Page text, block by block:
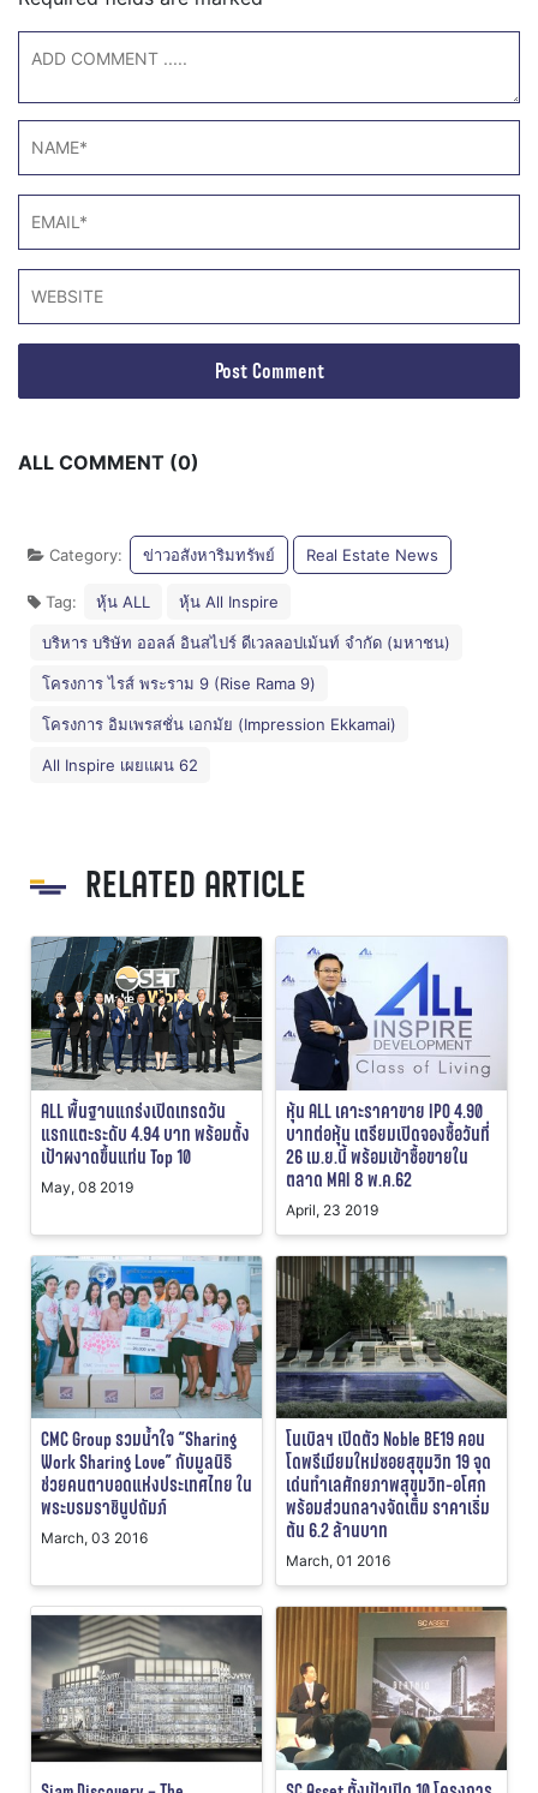
ALL COMMENT (0)
Category: ข่าวอสังหาริมทรัพย์ Real Estate News
Tag: หุ้น ALL หุ้น All Inspire
บริหาร บริษัท ออลล์ อินสไปร์ ดีเวลลอปเม้นท์ จำกัด (มหาชน)
โครงการ ไรส์ พระราม 9 (Rise Rama 9)
โครงการ อิมเพรสชั่น เอกมัย (Impression Ekkamai)
All Inspire เผยแผน 62
RELATED ARTICLE
ALL พื้นฐานแกร่งเปิดเทรดวัน
แรกแตะระดับ 4.94 บาท พร้อมตั้ง
เป้าผงาดขึ้นแท่น Top 10
May, 08 2019
หุ้น ALL เคาะราคาขาย IPO 4.90
บาทต่อหุ้น เตรียมเปิดจองซื้อวันที่
26 เม.ย.นี้ พร้อมเข้าซื้อขายใน
ตลาด MAI 8 พ.ค.62
April, 23 2019
CMC Group รวมน้ำใจ “Sharing
Work Sharing Love” กับมูลนิธิ
ช่วยคนตาบอดแห่งประเทศไทย ใน
พระบรมราชินูปถัมภ์
March, 03 2016
โนเบิลฯ เปิดตัว Noble BE19 คอน
โดพรีเมียมใหม่ซอยสุขุมวิท 19 จุด
เด่นทำเลศักยภาพสุขุมวิท-อโศก
พร้อมส่วนกลางจัดเต็ม ราคาเริ่ม
ต้น 6.2 ล้านบาท
March, 01 2016